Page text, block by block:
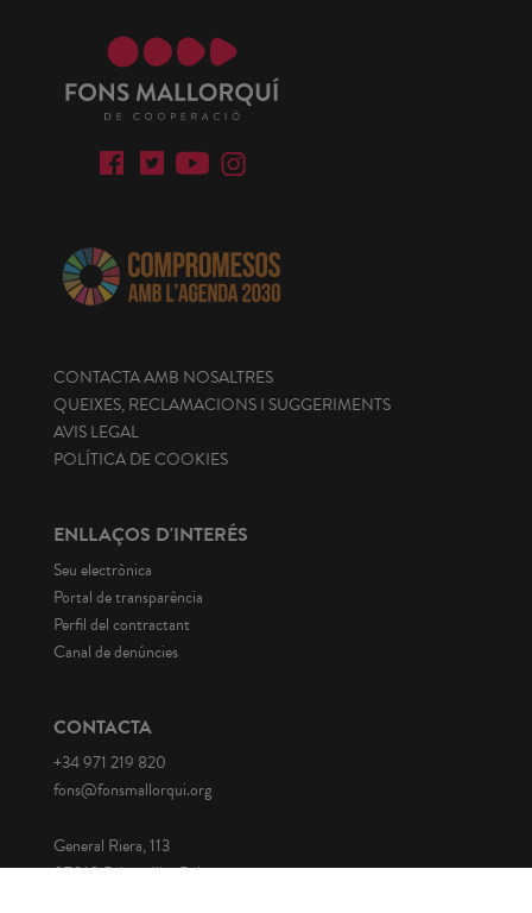
CONTACTA AMB NOSALTRES
QUEIXES, RECLAMACIONS I SUGGERIMENTS
AVIS LEGAL
POLÍTICA DE COOKIES
ENLLAÇOS D'INTERÉS
Seu electrònica
Portal de transparència
Perfil del contractant
Canal de denúncies
CONTACTA
+34 971 219 820
fons@fonsmallorqui.org
General Riera, 113
07010 Palma. Illes Balears